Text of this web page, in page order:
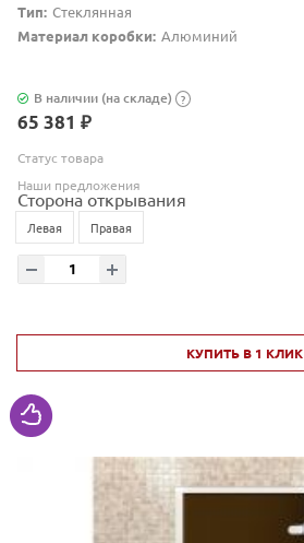
Тип: Стеклянная
Материал коробки: Алюминий
В наличии (на складе) ?
65 381 ₽
Статус товара
Наши предложения
Сторона открывания
Левая Правая
КУПИТЬ В 1 КЛИК